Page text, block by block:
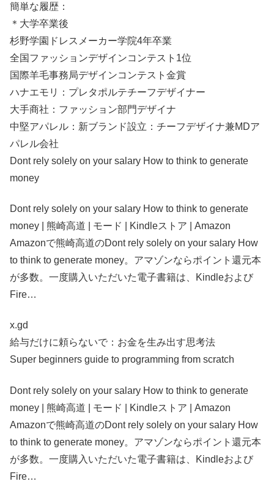
簡単な履歴：
＊大学卒業後
杉野学園ドレスメーカー学院4年卒業
全国ファッションデザインコンテスト1位
国際羊毛事務局デザインコンテスト金賞
ハナエモリ：プレタポルテチーフデザイナー
大手商社：ファッション部門デザイナ
中堅アパレル：新ブランド設立：チーフデザイナ兼MDア
パレル会社
Dont rely solely on your salary How to think to generate
money
Dont rely solely on your salary How to think to generate
money | 熊崎高道 | モード | Kindleストア | Amazon
Amazonで熊崎高道のDont rely solely on your salary How
to think to generate money。アマゾンならポイント還元本
が多数。一度購入いただいた電子書籍は、Kindleおよび
Fire…
x.gd
給与だけに頼らないで：お金を生み出す思考法
Super beginners guide to programming from scratch
Dont rely solely on your salary How to think to generate
money | 熊崎高道 | モード | Kindleストア | Amazon
Amazonで熊崎高道のDont rely solely on your salary How
to think to generate money。アマゾンならポイント還元本
が多数。一度購入いただいた電子書籍は、Kindleおよび
Fire…